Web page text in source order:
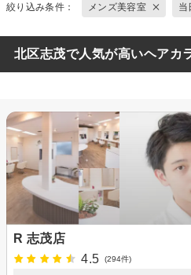
絞り込み条件： メンズ美容室 当
北区志茂で人気が高いヘアカ
R 志茂店
4.5
(294件)